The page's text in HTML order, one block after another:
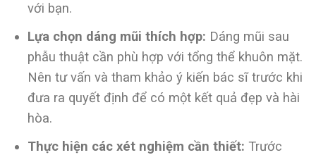
với bạn.
Lựa chọn dáng mũi thích hợp: Dáng mũi sau
phẫu thuật cần phù hợp với tổng thể khuôn mặt.
Nên tư vấn và tham khảo ý kiến bác sĩ trước khi
đưa ra quyết định để có một kết quả đẹp và hài
hòa.
Thực hiện các xét nghiệm cần thiết: Trước